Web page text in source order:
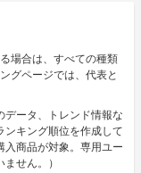
場合は、すべての種類
グページでは、代表と
データ、トレンド情報な
ンキング順位を作成して
入商品が対象。専用ユー
せん。）